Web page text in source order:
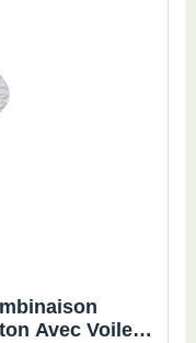
Avec Voile